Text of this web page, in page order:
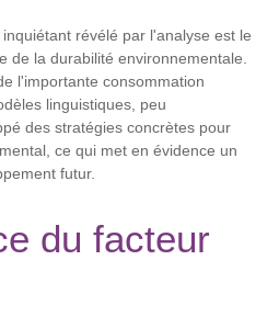
révélé par l'analyse est le
de la durabilité environnementale.
l'importante consommation
linguistiques, peu
des stratégies concrètes pour
ce qui met en évidence un
futur.
du facteur